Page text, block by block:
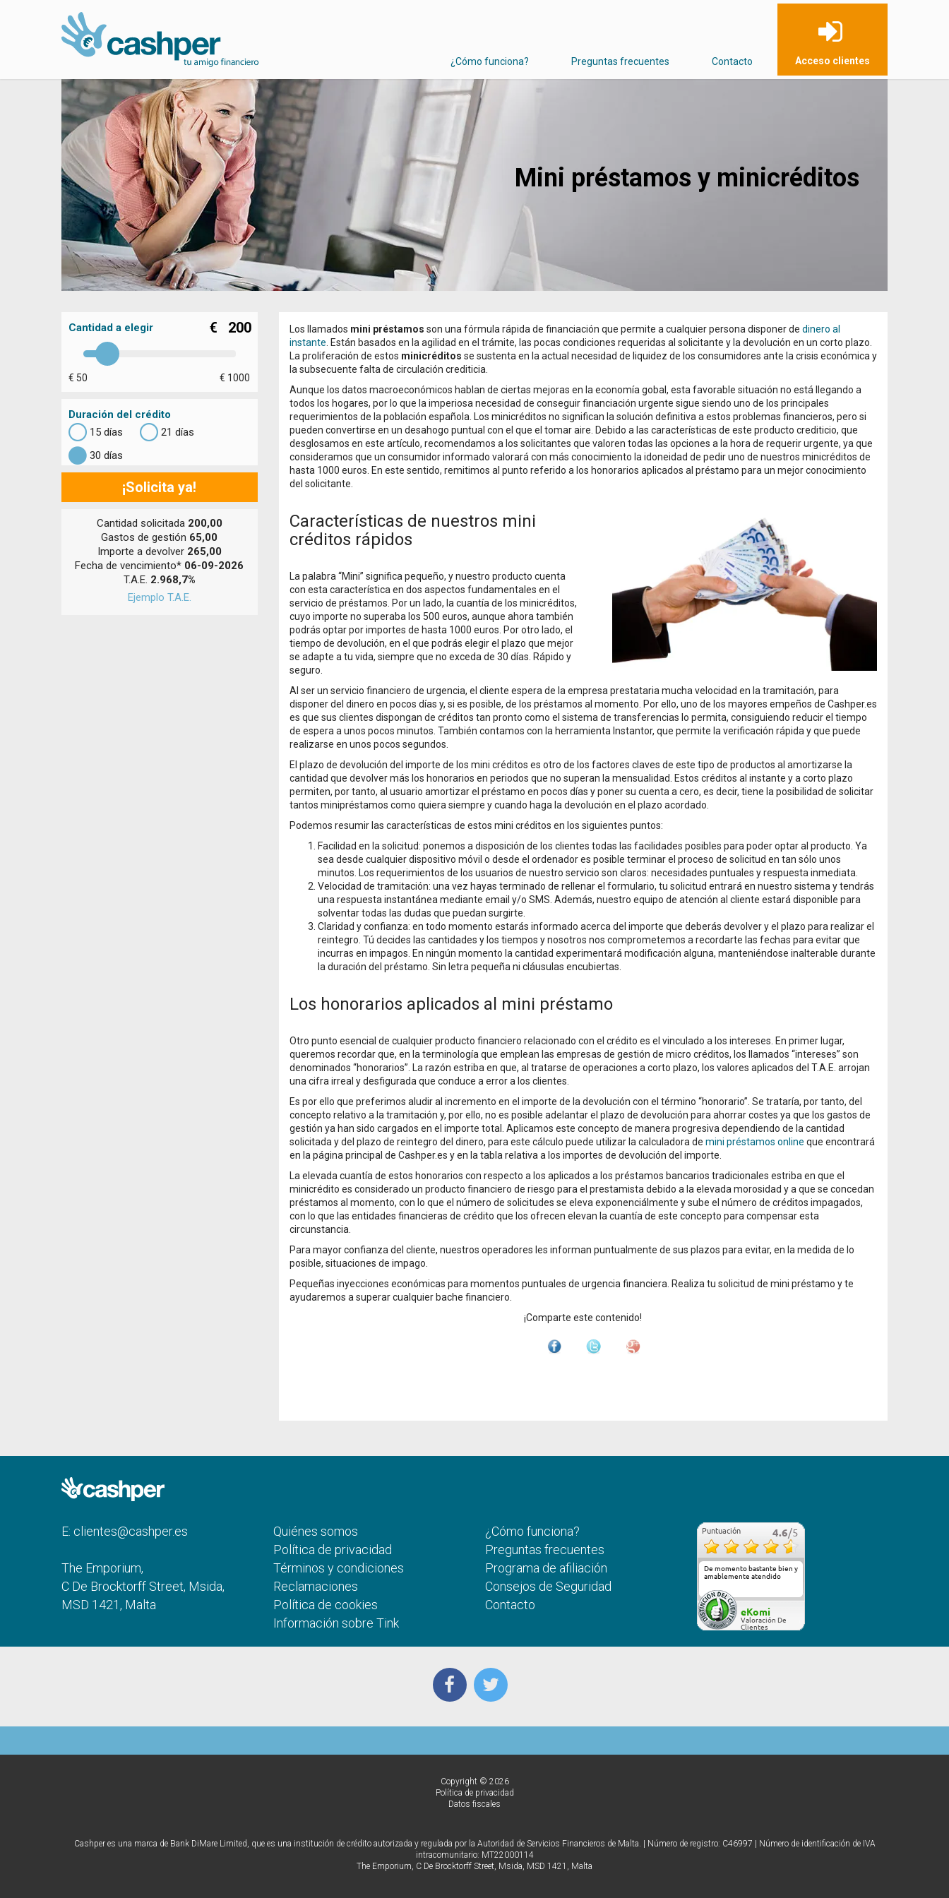
¿Cómo funciona? Preguntas frecuentes Contacto Acceso clientes
Mini préstamos y minicréditos
Cantidad a elegir € 200
€ 50 € 1000
Duración del crédito
15 días
21 días
30 días
¡Solicita ya!
Cantidad solicitada 200,00
Gastos de gestión 65,00
Importe a devolver 265,00
Fecha de vencimiento* 06-09-2026
T.A.E. 2.968,7%
Ejemplo T.A.E.
Los llamados mini préstamos son una fórmula rápida de financiación que permite a cualquier persona disponer de dinero al
instante . Están basados en la agilidad en el trámite, las pocas condiciones requeridas al solicitante y la devolución en un corto plazo.
La proliferación de estos minicréditos se sustenta en la actual necesidad de liquidez de los consumidores ante la crisis económica y
la subsecuente falta de circulación crediticia.
Aunque los datos macroeconómicos hablan de ciertas mejoras en la economía gobal, esta favorable situación no está llegando a
todos los hogares, por lo que la imperiosa necesidad de conseguir financiación urgente sigue siendo uno de los principales
requerimientos de la población española. Los minicréditos no significan la solución definitiva a estos problemas financieros, pero si
pueden convertirse en un desahogo puntual con el que el tomar aire. Debido a las características de este producto crediticio, que
desglosamos en este artículo, recomendamos a los solicitantes que valoren todas las opciones a la hora de requerir urgente, ya que
consideramos que un consumidor informado valorará con más conocimiento la idoneidad de pedir uno de nuestros minicréditos de
hasta 1000 euros. En este sentido, remitimos al punto referido a los honorarios aplicados al préstamo para un mejor conocimiento
del solicitante.
Características de nuestros mini
créditos rápidos
La palabra “Mini” significa pequeño, y nuestro producto cuenta
con esta característica en dos aspectos fundamentales en el
servicio de préstamos. Por un lado, la cuantía de los minicréditos,
cuyo importe no superaba los 500 euros, aunque ahora también
podrás optar por importes de hasta 1000 euros. Por otro lado, el
tiempo de devolución, en el que podrás elegir el plazo que mejor
se adapte a tu vida, siempre que no exceda de 30 días. Rápido y
seguro.
Al ser un servicio financiero de urgencia, el cliente espera de la empresa prestataria mucha velocidad en la tramitación, para
disponer del dinero en pocos días y, si es posible, de los préstamos al momento. Por ello, uno de los mayores empeños de Cashper.es
es que sus clientes dispongan de créditos tan pronto como el sistema de transferencias lo permita, consiguiendo reducir el tiempo
de espera a unos pocos minutos. También contamos con la herramienta Instantor, que permite la verificación rápida y que puede
realizarse en unos pocos segundos.
El plazo de devolución del importe de los mini créditos es otro de los factores claves de este tipo de productos al amortizarse la
cantidad que devolver más los honorarios en periodos que no superan la mensualidad. Estos créditos al instante y a corto plazo
permiten, por tanto, al usuario amortizar el préstamo en pocos días y poner su cuenta a cero, es decir, tiene la posibilidad de solicitar
tantos minipréstamos como quiera siempre y cuando haga la devolución en el plazo acordado.
Podemos resumir las características de estos mini créditos en los siguientes puntos:
Facilidad en la solicitud: ponemos a disposición de los clientes todas las facilidades posibles para poder optar al producto. Ya
sea desde cualquier dispositivo móvil o desde el ordenador es posible terminar el proceso de solicitud en tan sólo unos
minutos. Los requerimientos de los usuarios de nuestro servicio son claros: necesidades puntuales y respuesta inmediata.
Velocidad de tramitación: una vez hayas terminado de rellenar el formulario, tu solicitud entrará en nuestro sistema y tendrás
una respuesta instantánea mediante email y/o SMS. Además, nuestro equipo de atención al cliente estará disponible para
solventar todas las dudas que puedan surgirte.
Claridad y confianza: en todo momento estarás informado acerca del importe que deberás devolver y el plazo para realizar el
reintegro. Tú decides las cantidades y los tiempos y nosotros nos comprometemos a recordarte las fechas para evitar que
incurras en impagos. En ningún momento la cantidad experimentará modificación alguna, manteniéndose inalterable durante
la duración del préstamo. Sin letra pequeña ni cláusulas encubiertas.
Los honorarios aplicados al mini préstamo
Otro punto esencial de cualquier producto financiero relacionado con el crédito es el vinculado a los intereses. En primer lugar,
queremos recordar que, en la terminología que emplean las empresas de gestión de micro créditos, los llamados “intereses” son
denominados “honorarios”. La razón estriba en que, al tratarse de operaciones a corto plazo, los valores aplicados del T.A.E. arrojan
una cifra irreal y desfigurada que conduce a error a los clientes.
Es por ello que preferimos aludir al incremento en el importe de la devolución con el término “honorario”. Se trataría, por tanto, del
concepto relativo a la tramitación y, por ello, no es posible adelantar el plazo de devolución para ahorrar costes ya que los gastos de
gestión ya han sido cargados en el importe total. Aplicamos este concepto de manera progresiva dependiendo de la cantidad
solicitada y del plazo de reintegro del dinero, para este cálculo puede utilizar la calculadora de mini préstamos online que encontrará
en la página principal de Cashper.es y en la tabla relativa a los importes de devolución del importe.
La elevada cuantía de estos honorarios con respecto a los aplicados a los préstamos bancarios tradicionales estriba en que el
minicrédito es considerado un producto financiero de riesgo para el prestamista debido a la elevada morosidad y a que se concedan
préstamos al momento, con lo que el número de solicitudes se eleva exponenciálmente y sube el número de créditos impagados,
con lo que las entidades financieras de crédito que los ofrecen elevan la cuantía de este concepto para compensar esta
circunstancia.
Para mayor confianza del cliente, nuestros operadores les informan puntualmente de sus plazos para evitar, en la medida de lo
posible, situaciones de impago.
Pequeñas inyecciones económicas para momentos puntuales de urgencia financiera. Realiza tu solicitud de mini préstamo y te
ayudaremos a superar cualquier bache financiero.
¡Comparte este contenido!
E: clientes@cashper.es
The Emporium,
C De Brocktorff Street, Msida,
MSD 1421, Malta
Quiénes somos
Política de privacidad
Términos y condiciones
Reclamaciones
Política de cookies
Información sobre Tink
¿Cómo funciona?
Preguntas frecuentes
Programa de afiliación
Consejos de Seguridad
Contacto
Puntuación 4.6/5
De momento bastante bien y
amablemente atendido
eKomi
Valoración De
Clientes
Copyright © 2026
Política de privacidad
Datos fiscales
Cashper es una marca de Bank DiMare Limited, que es una institución de crédito autorizada y regulada por la Autoridad de Servicios Financieros de Malta. | Número de registro: C46997 | Número de identificación de IVA
intracomunitario: MT22000114
The Emporium, C De Brocktorff Street, Msida, MSD 1421, Malta